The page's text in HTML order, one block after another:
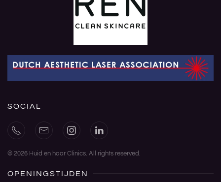
SOCIAL
© 2026 Huid en haar Clinics. All rights reserved.
OPENINGSTIJDEN